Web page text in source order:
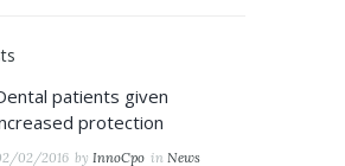
patients given
protection
02/2016 by InnoCpo in News